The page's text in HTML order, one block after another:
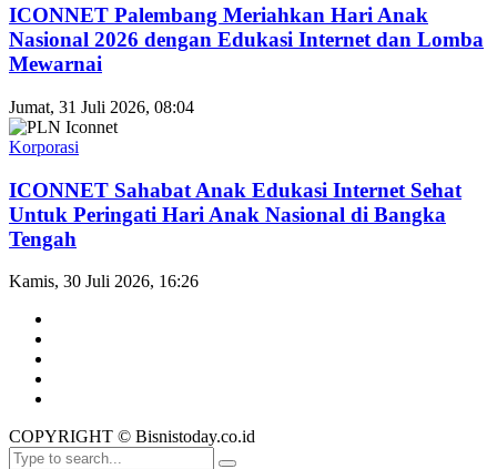
ICONNET Palembang Meriahkan Hari Anak
Nasional 2026 dengan Edukasi Internet dan Lomba
Mewarnai
Jumat, 31 Juli 2026, 08:04
Korporasi
ICONNET Sahabat Anak Edukasi Internet Sehat
Untuk Peringati Hari Anak Nasional di Bangka
Tengah
Kamis, 30 Juli 2026, 16:26
COPYRIGHT © Bisnistoday.co.id